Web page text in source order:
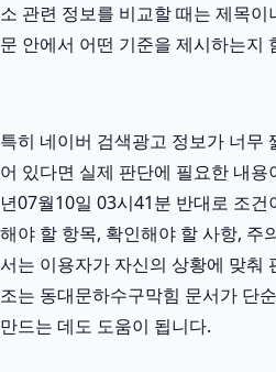
소 관련 정보를 비교할 때는 제목
문 안에서 어떤 기준을 제시하는지
특히 네이버 검색광고 정보가 너무
어 있다면 실제 판단에 필요한 내
년07월10일 03시41분 반대로 조건
해야 할 항목, 확인해야 할 사항, 주
서는 이용자가 자신의 상황에 맞춰
조는 동대문하수구막힘 문서가 단
만드는 데도 도움이 됩니다.